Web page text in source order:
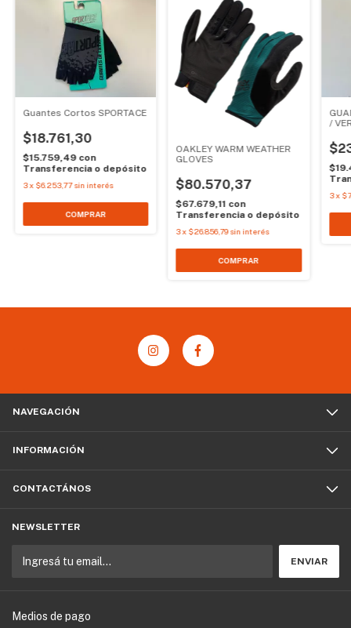
Guantes Cortos SPORTACE
$18.761,30
$15.759,49 con
Transferencia o depósito
3x $6.253,77 sin interés
COMPRAR
OAKLEY WARM WEATHER
GLOVES
$80.570,37
$67.679,11 con
Transferencia o depósito
3x $26.856,79 sin interés
COMPRAR
/
3x
NAVEGACIÓN
INFORMACIÓN
CONTACTÁNOS
NEWSLETTER
Medios de pago